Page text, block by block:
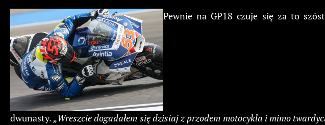
Pewnie na GP18 czuje się za to
dwunasty.„Wreszcie dogadałem się dzisiaj z przodem motocykla i mimo